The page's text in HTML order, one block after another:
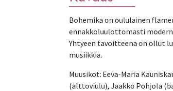
Bohemika on oululainen
ennakkoluulottomasti
Yhtyeen tavoitteena on ollut
musiikkia.
Muusikot: Eeva-Maria
(alttoviulu), Jaakko Pohjola